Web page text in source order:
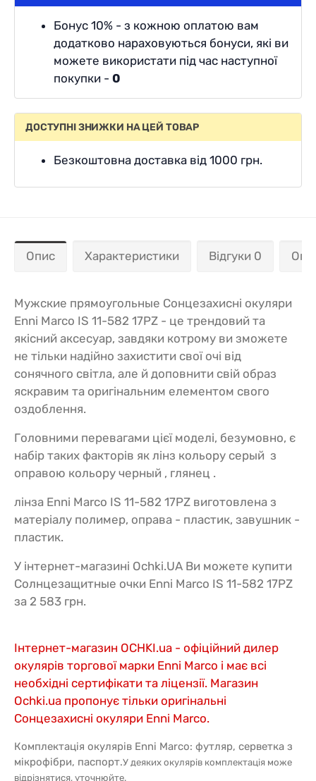
Бонус 10% - з кожною оплатою вам
додатково нараховуються бонуси, які ви
можете використати під час наступної
покупки - 0
ДОСТУПНІ ЗНИЖКИ НА ЦЕЙ ТОВАР
Безкоштовна доставка від 1000 грн.
Опис Характеристики Відгуки 0
Мужские прямоугольные Сонцезахисні окуляри
Enni Marco IS 11-582 17PZ - це трендовий та
якісний аксесуар, завдяки котрому ви зможете
не тільки надійно захистити свої очі від
сонячного світла, але й доповнити свій образ
яскравим та оригінальним елементом свого
оздоблення.
Головними перевагами цієї моделі, безумовно, є
набір таких факторів як лінз кольору серый з
оправою кольору черный , глянец .
лінза Enni Marco IS 11-582 17PZ виготовлена з
матеріалу полимер, оправа - пластик, завушник -
пластик.
У інтернет-магазині Ochki.UA Ви можете купити
Солнцезащитные очки Enni Marco IS 11-582 17PZ
за 2 583 грн.
Інтернет-магазин OCHKI.ua - офіційний дилер
окулярів торгової марки Enni Marco і має всі
необхідні сертифікати та ліцензії. Магазин
Ochki.ua пропонує тільки оригінальні
Сонцезахисні окуляри Enni Marco.
Комплектація окулярів Enni Marco: футляр, серветка з
мікрофібри, паспорт.У деяких окулярів комплектація може
відрізнятися, уточнюйте.